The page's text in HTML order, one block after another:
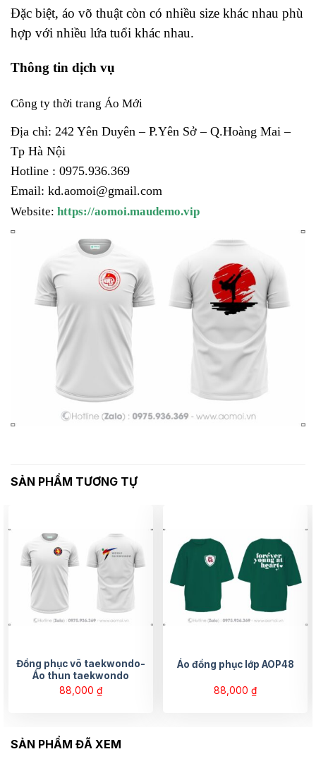
Đặc biệt, áo võ thuật còn có nhiều size khác nhau phù
hợp với nhiều lứa tuổi khác nhau.
Thông tin dịch vụ
Công ty thời trang Áo Mới
Địa chỉ: 242 Yên Duyên – P.Yên Sở – Q.Hoàng Mai –
Tp Hà Nội
Hotline : 0975.936.369
Email: kd.aomoi@gmail.com
Website: https://aomoi.maudemo.vip
SẢN PHẨM TƯƠNG TỰ
Đồng phục võ taekwondo-
Áo thun taekwondo
88,000 ₫
Áo đồng phục lớp AOP48
88,000 ₫
SẢN PHẨM ĐÃ XEM